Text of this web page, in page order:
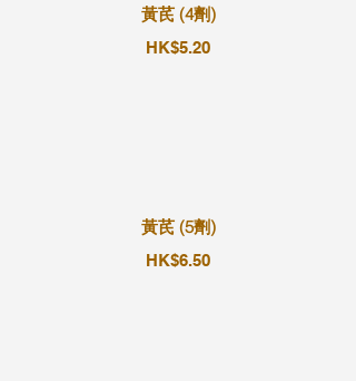
黃芪 (4劑)
HK$5.20
黃芪 (5劑)
HK$6.50